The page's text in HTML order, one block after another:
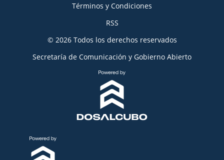
Términos y Condiciones
RSS
© 2026 Todos los derechos reservados
Secretaría de Comunicación y Gobierno Abierto